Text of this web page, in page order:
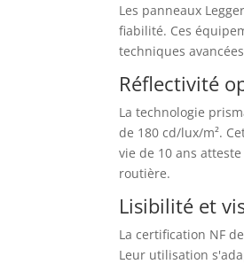
Les panneaux
fiabilité. Ces
techniques
Réflectivité
La technologie
de 180 cd/lux/m².
vie de 10 ans
routière.
Lisibilité et
La certification NF
Leur utilisation